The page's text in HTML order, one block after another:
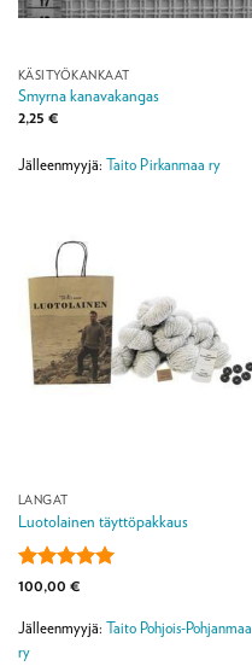
KÄSITYÖKANKAAT
Smyrna kanavakangas
2,25 €
Jälleenmyyjä: Taito Pirkanmaa ry
LANGAT
Luotolainen täyttöpakkaus
Arvostelu
/ 5
100,00 €
Jälleenmyyjä: Taito Pohjois-Pohjanmaa
ry